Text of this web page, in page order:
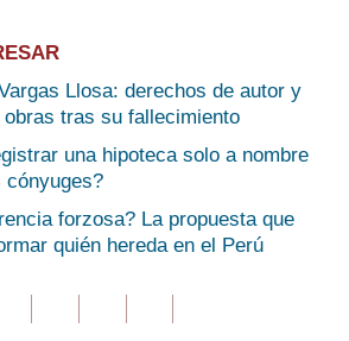
Llosa: derechos de autor y
tras su fallecimiento
una hipoteca solo a nombre
cónyuges?
forzosa? La propuesta que
quién hereda en el Perú